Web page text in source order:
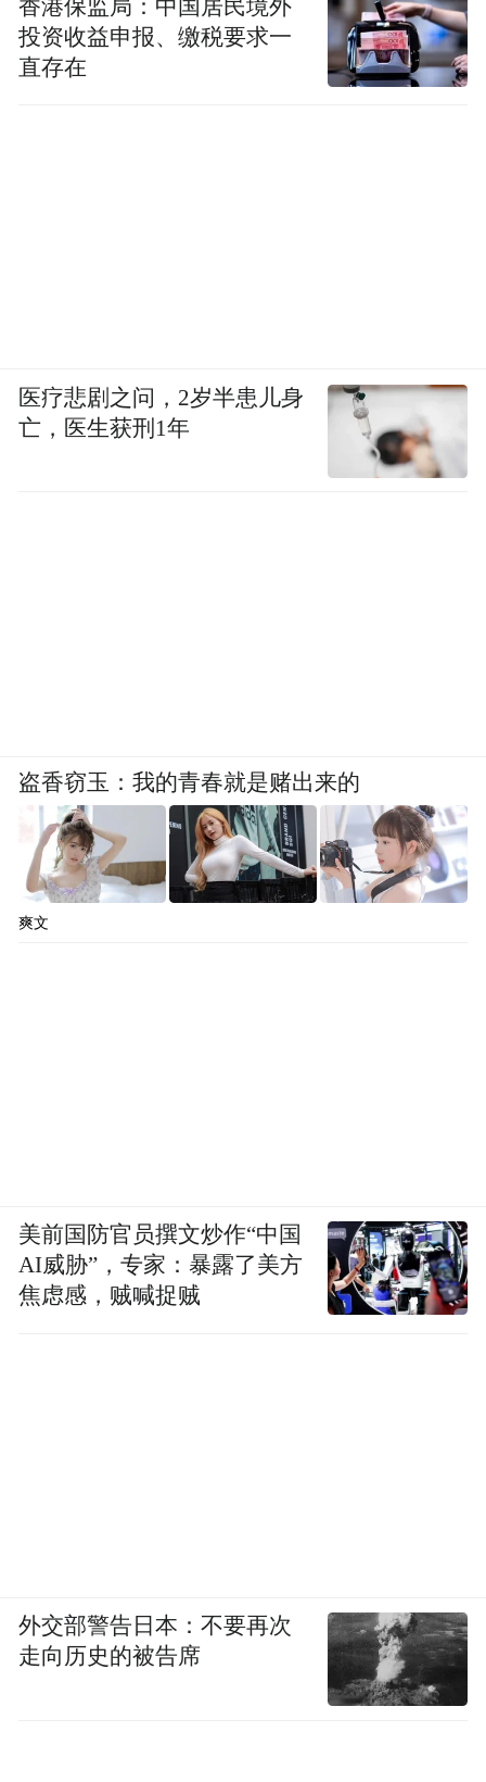
香港保监局：中国居民境外
投资收益申报、缴税要求一
直存在
医疗悲剧之问，2岁半患儿身
亡，医生获刑1年
盗香窃玉：我的青春就是赌出来的
爽文
美前国防官员撰文炒作“中国
AI威胁”，专家：暴露了美方
焦虑感，贼喊捉贼
外交部警告日本：不要再次
走向历史的被告席